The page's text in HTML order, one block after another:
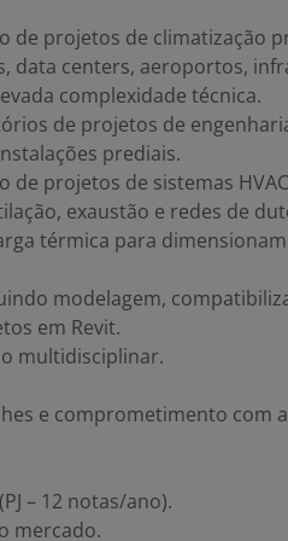
de projetos de climatização
data centers, aeroportos,
complexidade técnica.
de projetos de
prediais.
de projetos de sistemas
exaustão e redes de
térmica para
modelagem,
em Revit.
multidisciplinar.
e comprometimento com
– 12 notas/ano).
mercado.